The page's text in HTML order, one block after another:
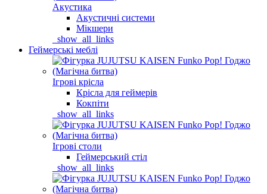
Акустика
Акустичні системи
Мікшери
_show_all_links
Геймерські меблі
Ігрові крісла
Крісла для геймерів
Кокпіти
_show_all_links
Ігрові столи
Геймерський стіл
_show_all_links